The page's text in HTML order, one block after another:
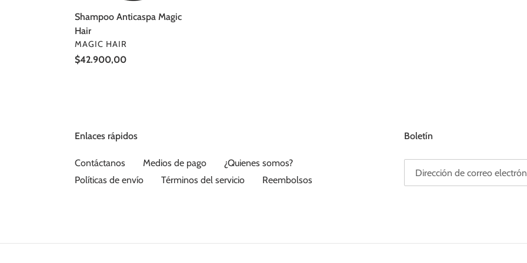
Shampoo Anticaspa Magic
Hair
PROVEEDOR
MAGIC HAIR
Precio
$42.900,00
Enlaces rápidos
Contáctanos Medios de pago
¿Quienes somos?
Políticas de envío
Términos del servicio Reembolsos
Boletín